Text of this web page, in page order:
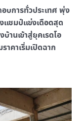
บการทั่วประเทศ พุ่ง
แชมป์แข่งเดือดสุด
านเข้าสู่ยุคเรดโอ
าคาเริ่มเปิดฉาก